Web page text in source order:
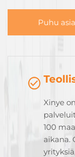
Puhu
Xinye
100
aikana.